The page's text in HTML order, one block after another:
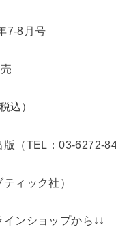
7-8月号
込）
（TEL：03-6272-
ック社）
ンショップから↓↓